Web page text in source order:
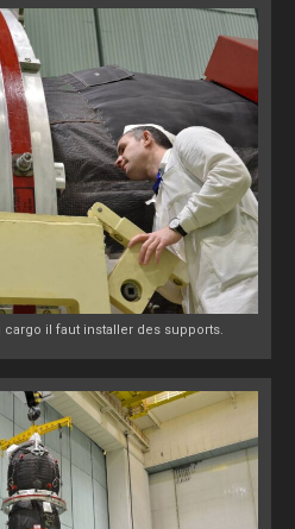
cargo il faut installer des supports.